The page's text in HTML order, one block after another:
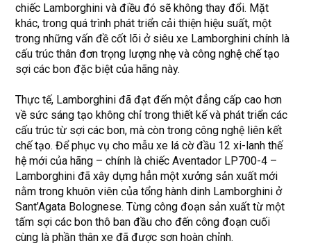
chiếc Lamborghini và điều đó sẽ không thay đổi. Mặt
khác, trong quá trình phát triển cải thiện hiệu suất, một
trong những vấn đề cốt lõi ở siêu xe Lamborghini chính là
cấu trúc thân đơn trọng lượng nhẹ và công nghệ chế tạo
sợi các bon đặc biệt của hãng này.
Thực tế, Lamborghini đã đạt đến một đẳng cấp cao hơn
về sức sáng tạo không chỉ trong thiết kế và phát triển các
cấu trúc từ sợi các bon, mà còn trong công nghệ liên kết
chế tạo. Để phục vụ cho mẫu xe lá cờ đầu 12 xi-lanh thế
hệ mới của hãng – chính là chiếc Aventador LP700-4 –
Lamborghini đã xây dựng hẳn một xưởng sản xuất mới
nằm trong khuôn viên của tổng hành dinh Lamborghini ở
Sant’Agata Bolognese. Từng công đoạn sản xuất từ một
tấm sợi các bon thô ban đầu cho đến công đoạn cuối
cùng là phần thân xe đã được sơn hoàn chỉnh.